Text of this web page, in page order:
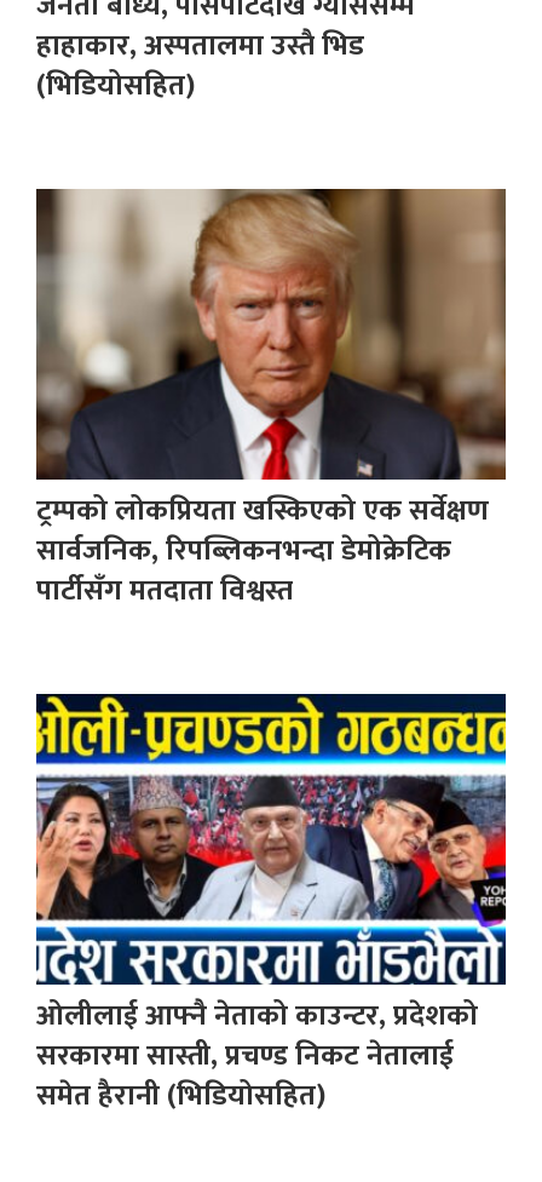
हाहाकार, अस्पतालमा उस्तै भिड
(भिडियोसहित)
ट्रम्पको लोकप्रियता खस्किएको एक सर्वेक्षण
सार्वजनिक, रिपब्लिकनभन्दा डेमोक्रेटिक
पार्टीसँग मतदाता विश्वस्त
ओलीलाई आफ्नै नेताको काउन्टर, प्रदेशको
सरकारमा सास्ती, प्रचण्ड निकट नेतालाई
समेत हैरानी (भिडियोसहित)